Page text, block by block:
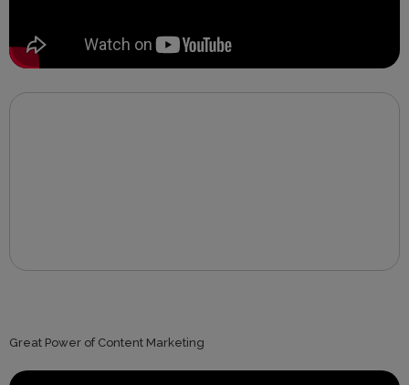
Great Power of Content Marketing